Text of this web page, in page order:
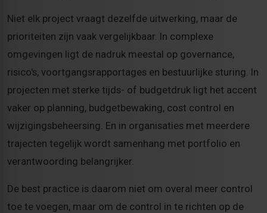
Niet elk project vraagt dezelfde uitwerking, maar de
prioriteiten zijn vaak vergelijkbaar. In complexe
omgevingen ligt de nadruk meestal op governance,
risico's, voortgangsrapportages en bestuurlijke sturing. In
projecten met sterke tijds- of budgetdruk ligt het accent
vaker op planning, budgetbewaking, cost control en
wijzigingsbeheersing. En in organisaties met meerdere
trajecten tegelijk wordt samenhang met portfolio en
verantwoording belangrijker.
De best practice is daarom niet om overal meer control
toe te voegen, maar om de control in te richten op de